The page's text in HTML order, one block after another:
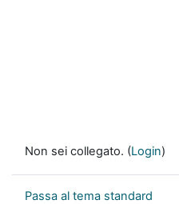
Non sei collegato. (Login)
Passa al tema standard